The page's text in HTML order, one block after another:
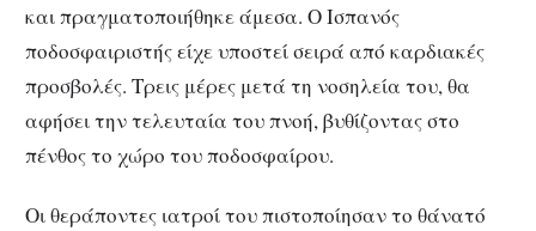
και πραγματοποιήθηκε άμεσα. Ο Ισπανός
ποδοσφαιριστής είχε υποστεί σειρά από καρδιακές
προσβολές. Τρεις μέρες μετά τη νοσηλεία του, θα
αφήσει την τελευταία του πνοή, βυθίζοντας στο
πένθος το χώρο του ποδοσφαίρου.
Οι θεράποντες ιατροί του πιστοποίησαν το θάνατό